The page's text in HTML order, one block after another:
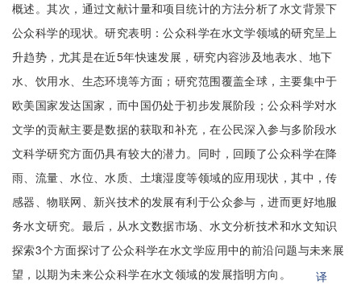
概述。其次，通过文献计量和项目统计的方法分析了水文背景下
公众科学的现状。研究表明：公众科学在水文学领域的研究呈上
升趋势，尤其是在近5年快速发展，研究内容涉及地表水、地下
水、饮用水、生态环境等方面；研究范围覆盖全球，主要集中于
欧美国家发达国家，而中国仍处于初步发展阶段；公众科学对水
文学的贡献主要是数据的获取和补充，在公民深入参与多阶段水
文科学研究方面仍具有较大的潜力。同时，回顾了公众科学在降
雨、流量、水位、水质、土壤湿度等领域的应用现状，其中，传
感器、物联网、新兴技术的发展有利于公众参与，进而更好地服
务水文研究。最后，从水文数据市场、水文分析技术和水文知识
探索3个方面探讨了公众科学在水文学应用中的前沿问题与未来展
望，以期为未来公众科学在水文领域的发展指明方向。
译